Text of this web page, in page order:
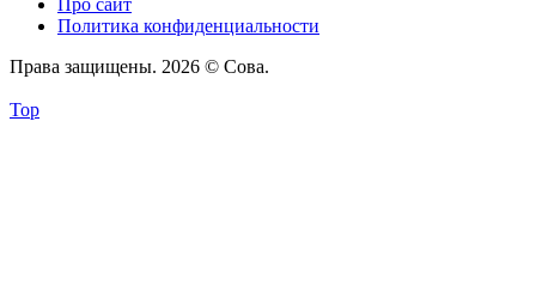
Политика конфиденциальности
Права защищены. 2026 © Сова.
Top